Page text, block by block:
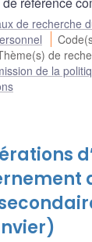
de recherche
de
de la